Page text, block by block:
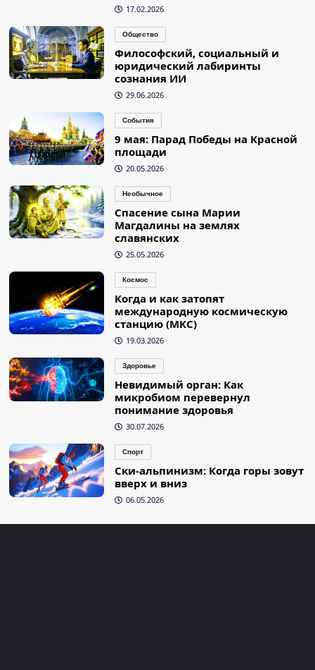
17.02.2026
Общество
Философский, социальный и
юридический лабиринты
сознания ИИ
29.06.2026
События
9 мая: Парад Победы на Красной
площади
20.05.2026
Необычное
Спасение сына Марии
Магдалины на землях
славянских
25.05.2026
Космос
Когда и как затопят
международную космическую
станцию (МКС)
19.03.2026
Здоровье
Невидимый орган: Как
микробиом перевернул
понимание здоровья
30.07.2026
Спорт
Ски-альпинизм: Когда горы зовут
вверх и вниз
06.05.2026